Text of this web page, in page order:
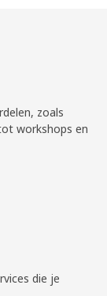
zoals
workshops en
die je